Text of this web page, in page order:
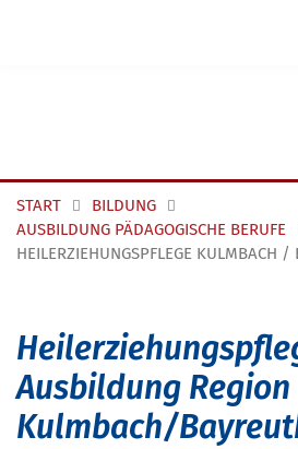
START
BILDUNG
AUSBILDUNG PÄDAGOGISCHE BERUFE
HEILERZIEHUNGSPFLEGE KULMBACH /
Ausbildung Region
Kulmbach/